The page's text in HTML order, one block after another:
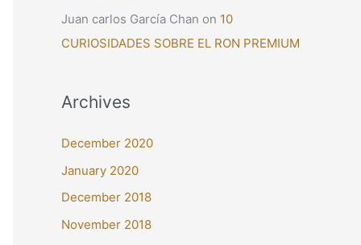
Juan carlos García Chan on 10
CURIOSIDADES SOBRE EL RON PREMIUM
Archives
December 2020
January 2020
December 2018
November 2018